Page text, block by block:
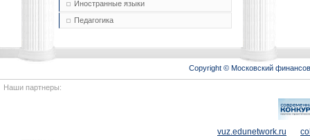
Иностранные языки
Педагогика
Copyright © Московский
Наши партнеры:
vuz.edunetwork.ru